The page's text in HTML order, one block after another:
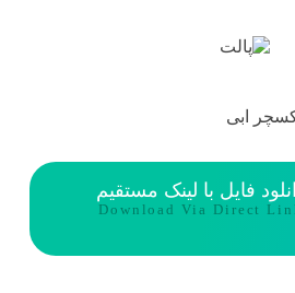
فایل با لینک مستقیم
Download Via Direct